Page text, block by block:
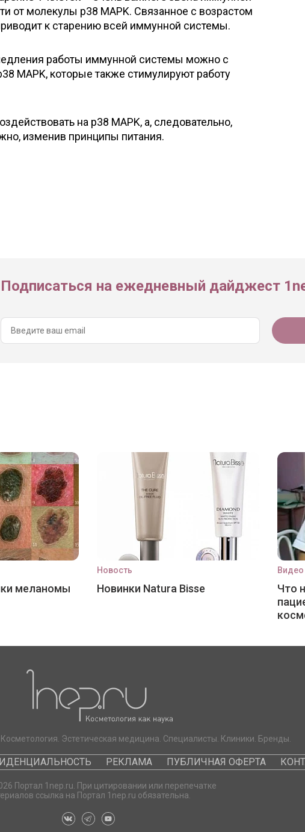
от молекулы p38 MAPK. Связанное с возрастом
к старению всей иммунной системы.
работы иммунной системы можно с
MAPK, которые также стимулируют работу
на p38 MAPK, а, следовательно,
изменив принципы питания.
Подписаться на ежедневный дайджест
меланомы
Новость
Новинки Natura Bisse
Видео
Что
Эстетическая медицина. Специалисты. Клиники. Бренды.
РЕКЛАМА ПУБЛИЧНАЯ ОФЕРТА
Портал 1nep.ru. При цитировании или перепечатке
ссылка на Портал 1nep.ru обязательна.